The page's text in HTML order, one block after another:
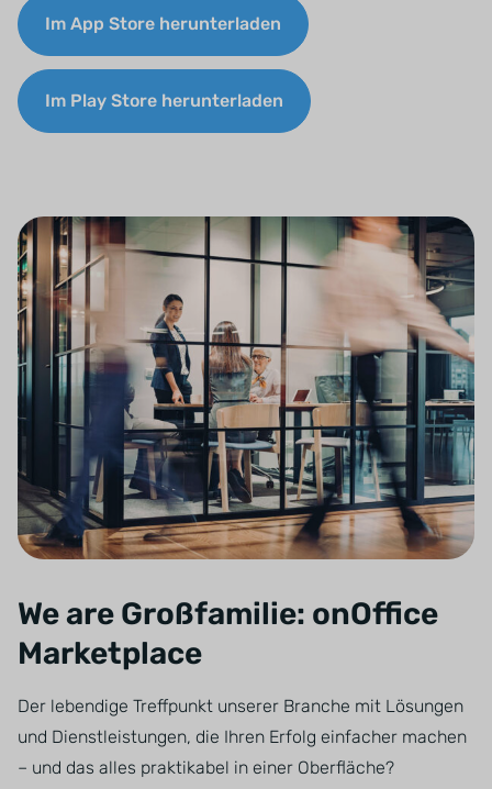
Im App Store herunterladen
Im Play Store herunterladen
We are Großfamilie: onOffice
Marketplace
Der lebendige Treffpunkt unserer Branche mit Lösungen
und Dienstleistungen, die Ihren Erfolg einfacher machen
– und das alles praktikabel in einer Oberfläche?